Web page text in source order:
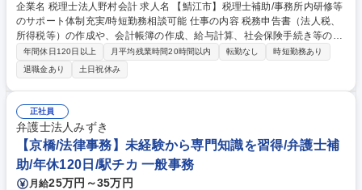
企業名 税理士法人野村会計 求人名 【鯖江市】税理士補助/事務所内研修等
のサポート体制充実/時短勤務相談可能 仕事の内容 税務申告書（法人税、
所得税等）の作成や、会計帳簿の作成、給与計算、社会保険手続き等の補
助業務をお任せします。 【具体的には】相続・贈与・事業承継の支援業
務/非営利法人(社団、財団、社福等)の会計支援/建設業許可申請/経営審査/
その他の業務支援 等 またこれらに付随して会計帳簿の記帳代行、給料計
算代行及び社会保険等の労務関係業務も行っています。 ★他の職業専門
家・弁護士・司法書士との業務連携を行い、税務・会計から事業承継まで
包括的なサービスを提供しています。 募集職種 【鯖江市】税理士補助/事
務所内研修等のサポート体制充実/時短勤務相談可能
年間休日120日以上 月平均残業時間20時間以内 転勤なし
時短勤務あり
退職金あり
土日祝休み
正社員
弁護士法人みずき
【京橋/法律事務】未経験から専門知識を習得/弁護士補
助/年休120日/駅チカ 一般事務
月給25万円～35万円